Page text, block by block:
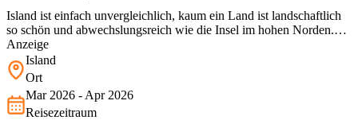
Island ist einfach unvergleichlich, kaum ein Land ist landschaftlich
so schön und abwechslungsreich wie die Insel im hohen Norden.
Außerdem habt Ihr während Eures Roadtrips durch Island eine
große Chance, Nordlichter zu sehen! Also nichts wie los.
Anzeige
Island
Ort
Mar 2026 - Apr 2026
Reisezeitraum